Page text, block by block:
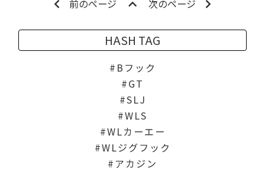
前のページ 次のページ
HASH TAG
Bフック
GT
SLJ
WLS
WLカーエー
WLジグフック
アカジン